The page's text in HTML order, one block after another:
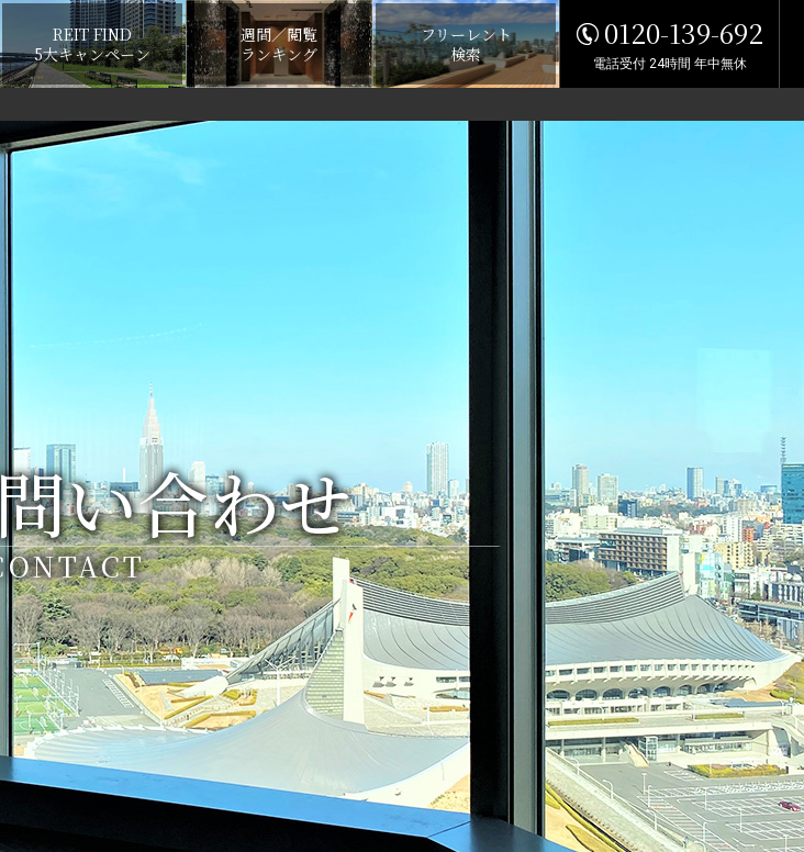
REIT FIND
5大キャンペーン
週間／閲覧
ランキング
フリーレント
検索
0120-139-692
電話受付 24時間 年中無休
い合わせ